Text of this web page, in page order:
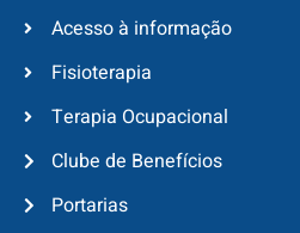
Acesso à informação
Fisioterapia
Terapia Ocupacional
Clube de Benefícios
Portarias